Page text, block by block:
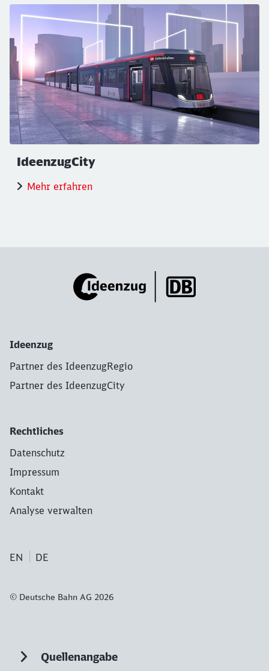
IdeenzugCity
Mehr erfahren
Ideenzug
Partner des IdeenzugRegio
Partner des IdeenzugCity
Rechtliches
Datenschutz
Impressum
Kontakt
Analyse verwalten
EN DE
© Deutsche Bahn AG 2026
Quellenangabe